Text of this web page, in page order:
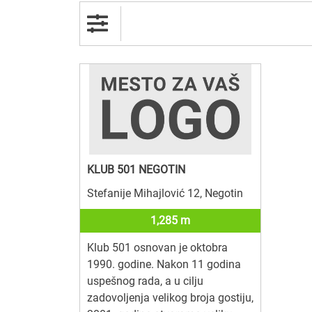
KLUB 501 NEGOTIN
Stefanije Mihajlović 12, Negotin
1,285 m
Klub 501 osnovan je oktobra
1990. godine. Nakon 11 godina
uspešnog rada, a u cilju
zadovoljenja velikog broja gostiju,